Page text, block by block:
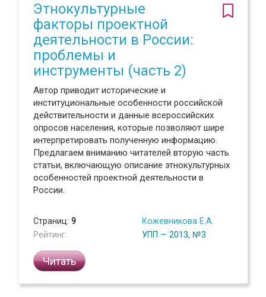
Этнокультурные
факторы проектной
деятельности в России:
проблемы и
инструменты (часть 2)
Автор приводит исторические и
институциональные особенности российской
действительности и данные всероссийских
опросов населения, которые позволяют шире
интерпретировать полученную информацию.
Предлагаем вниманию читателей вторую часть
статьи, включающую описание этнокультурных
особенностей проектной деятельности в
России.
Страниц: 9
Рейтинг:
Кожевникова Е.А.
УПП — 2013, №3
Читать